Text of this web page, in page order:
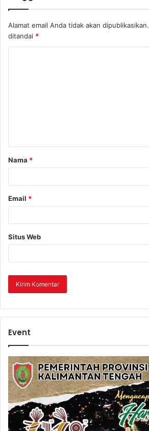
Alamat email Anda tidak akan dipublikasikan.
ditandai *
Nama *
Email *
Situs Web
Event